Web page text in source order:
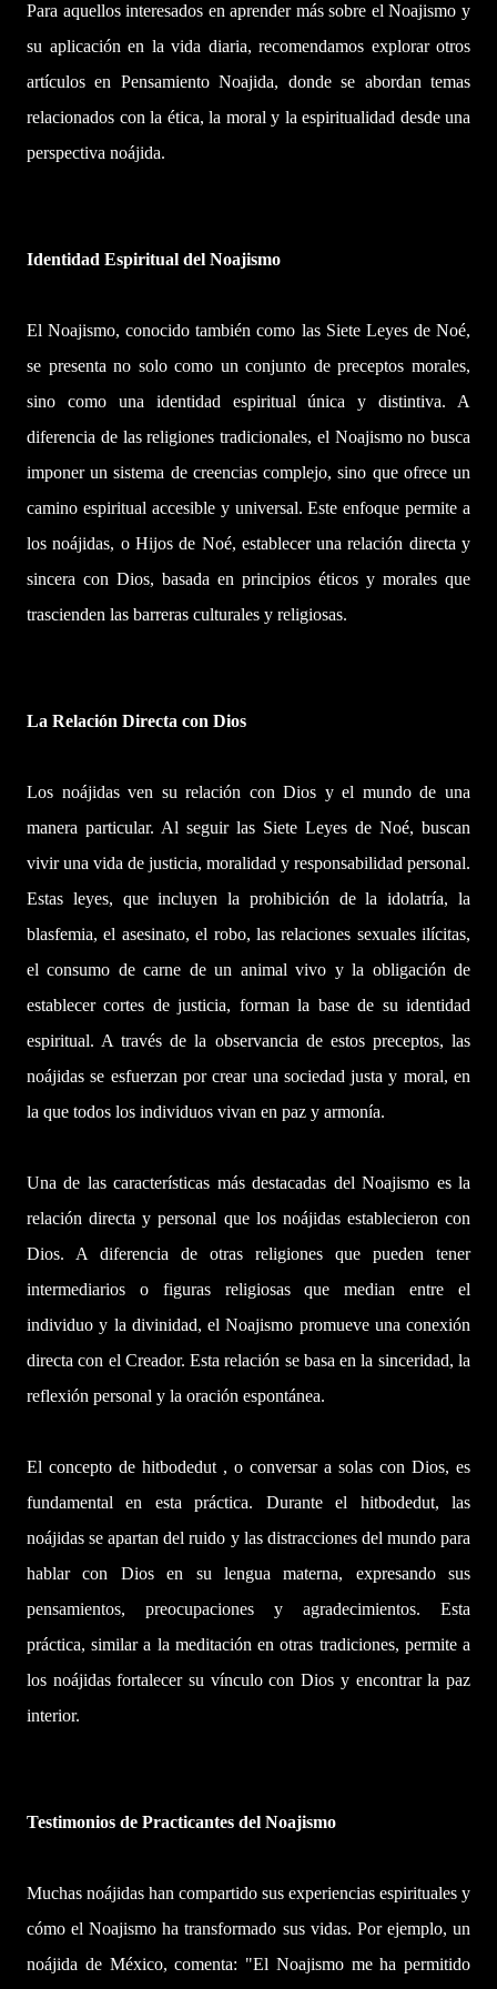
Para aquellos interesados ​​en aprender más sobre el Noajismo y
su aplicación en la vida diaria, recomendamos explorar otros
artículos en Pensamiento Noajida, donde se abordan temas
relacionados con la ética, la moral y la espiritualidad desde una
perspectiva noájida.
Identidad Espiritual del Noajismo
El Noajismo, conocido también como las Siete Leyes de Noé,
se presenta no solo como un conjunto de preceptos morales,
sino como una identidad espiritual única y distintiva. A
diferencia de las religiones tradicionales, el Noajismo no busca
imponer un sistema de creencias complejo, sino que ofrece un
camino espiritual accesible y universal. Este enfoque permite a
los noájidas, o Hijos de Noé, establecer una relación directa y
sincera con Dios, basada en principios éticos y morales que
trascienden las barreras culturales y religiosas.
La Relación Directa con Dios
Los noájidas ven su relación con Dios y el mundo de una
manera particular. Al seguir las Siete Leyes de Noé, buscan
vivir una vida de justicia, moralidad y responsabilidad personal.
Estas leyes, que incluyen la prohibición de la idolatría, la
blasfemia, el asesinato, el robo, las relaciones sexuales ilícitas,
el consumo de carne de un animal vivo y la obligación de
establecer cortes de justicia, forman la base de su identidad
espiritual. A través de la observancia de estos preceptos, las
noájidas se esfuerzan por crear una sociedad justa y moral, en
la que todos los individuos vivan en paz y armonía.
Una de las características más destacadas del Noajismo es la
relación directa y personal que los noájidas establecieron con
Dios. A diferencia de otras religiones que pueden tener
intermediarios o figuras religiosas que median entre el
individuo y la divinidad, el Noajismo promueve una conexión
directa con el Creador. Esta relación se basa en la sinceridad, la
reflexión personal y la oración espontánea.
El concepto de hitbodedut , o conversar a solas con Dios, es
fundamental en esta práctica. Durante el hitbodedut, las
noájidas se apartan del ruido y las distracciones del mundo para
hablar con Dios en su lengua materna, expresando sus
pensamientos, preocupaciones y agradecimientos. Esta
práctica, similar a la meditación en otras tradiciones, permite a
los noájidas fortalecer su vínculo con Dios y encontrar la paz
interior.
Testimonios de Practicantes del Noajismo
Muchas noájidas han compartido sus experiencias espirituales y
cómo el Noajismo ha transformado sus vidas. Por ejemplo, un
noájida de México, comenta: "El Noajismo me ha permitido